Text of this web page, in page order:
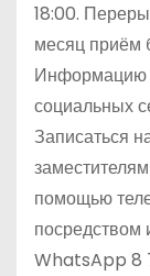
18:00.
месяц приём
Информацию
социальных
Записаться
помощью
посредством
WhatsApp 8